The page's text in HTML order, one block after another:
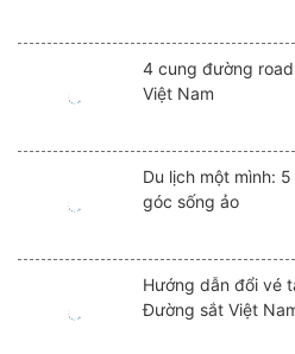
4 cung đường
Việt Nam
Du lịch một mình:
góc sống ảo
Hướng dẫn đổi vé
Đường sắt Việt